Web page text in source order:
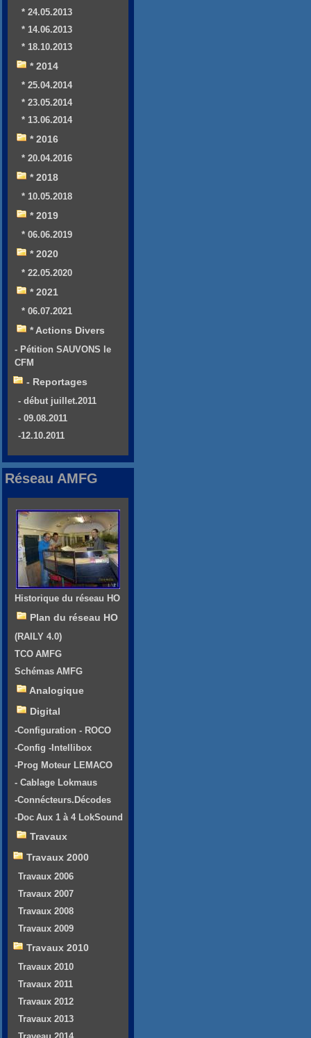
* 24.05.2013
* 14.06.2013
* 18.10.2013
* 2014
* 25.04.2014
* 23.05.2014
* 13.06.2014
* 2016
* 20.04.2016
* 2018
* 10.05.2018
* 2019
* 06.06.2019
* 2020
* 22.05.2020
* 2021
* 06.07.2021
* Actions Divers
- Pétition SAUVONS le
CFM
- Reportages
- début juillet.2011
- 09.08.2011
-12.10.2011
Réseau AMFG
Historique du réseau HO
Plan du réseau HO
(RAILY 4.0)
TCO AMFG
Schémas AMFG
Analogique
Digital
-Configuration - ROCO
-Config -Intellibox
-Prog Moteur LEMACO
- Cablage Lokmaus
-Connécteurs.Décodes
-Doc Aux 1 à 4 LokSound
Travaux
Travaux 2000
Travaux 2006
Travaux 2007
Travaux 2008
Travaux 2009
Travaux 2010
Travaux 2010
Travaux 2011
Travaux 2012
Travaux 2013